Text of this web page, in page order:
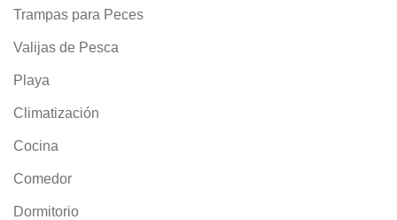
Trampas para Peces
Valijas de Pesca
Playa
Climatización
Cocina
Comedor
Dormitorio